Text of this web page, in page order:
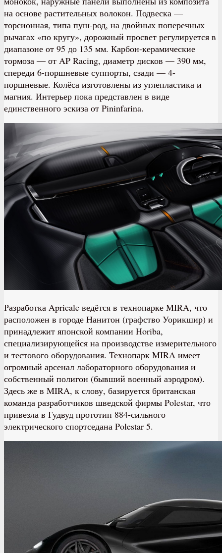
на основе растительных волокон. Подвеска —
торсионная, типа пуш-род, на двойных поперечных
рычагах «по кругу», дорожный просвет регулируется в
диапазоне от 95 до 135 мм. Карбон-керамические
тормоза — от AP Racing, диаметр дисков — 390 мм,
спереди 6-поршневые суппорты, сзади — 4-
поршневые. Колёса изготовлены из углепластика и
магния. Интерьер пока представлен в виде
единственного эскиза от Pininfarina.
Разработка Apricale ведётся в технопарке MIRA, что
расположен в городе Нанитон (графство Уорикшир) и
принадлежит японской компании Horiba,
специализирующейся на производстве измерительного
и тестового оборудования. Технопарк MIRA имеет
огромный арсенал лабораторного оборудования и
собственный полигон (бывший военный аэродром).
Здесь же в MIRA, к слову, базируется британская
команда разработчиков шведской фирмы Polestar, что
привезла в Гудвуд прототип 884-сильного
электрического спортседана Polestar 5.